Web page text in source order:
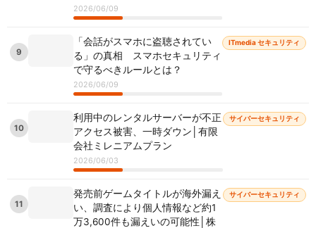
2026/06/09
9
「会話がスマホに盗聴されてい
る」の真相 スマホセキュリティ
で守るべきルールとは？
2026/06/09
ITmedia セキュリティ
10
利用中のレンタルサーバーが不正
アクセス被害、一時ダウン│有限
会社ミレニアムプラン
2026/06/03
サイバーセキュリティ
11
発売前ゲームタイトルが海外漏え
い、調査により個人情報など約1
万3,600件も漏えいの可能性│株
サイバーセキュリティ